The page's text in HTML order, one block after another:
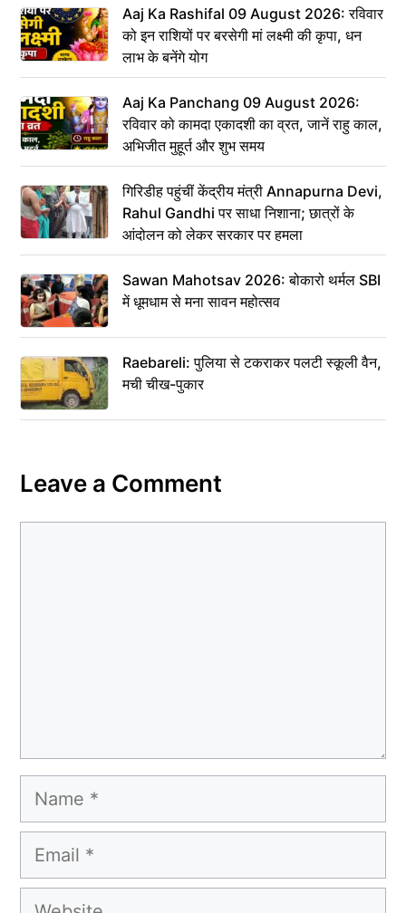
Aaj Ka Rashifal 09 August 2026: रविवार
को इन राशियों पर बरसेगी मां लक्ष्मी की कृपा, धन
लाभ के बनेंगे योग
Aaj Ka Panchang 09 August 2026:
रविवार को कामदा एकादशी का व्रत, जानें राहु काल,
अभिजीत मुहूर्त और शुभ समय
गिरिडीह पहुंचीं केंद्रीय मंत्री Annapurna Devi,
Rahul Gandhi पर साधा निशाना; छात्रों के
आंदोलन को लेकर सरकार पर हमला
Sawan Mahotsav 2026: बोकारो थर्मल SBI
में धूमधाम से मना सावन महोत्सव
Raebareli: पुलिया से टकराकर पलटी स्कूली वैन,
मची चीख-पुकार
Leave a Comment
Name
Email
Website